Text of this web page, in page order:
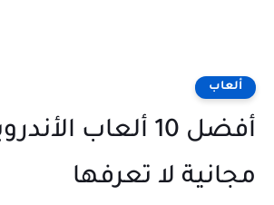
ألعاب
مجانية لا تعرفها